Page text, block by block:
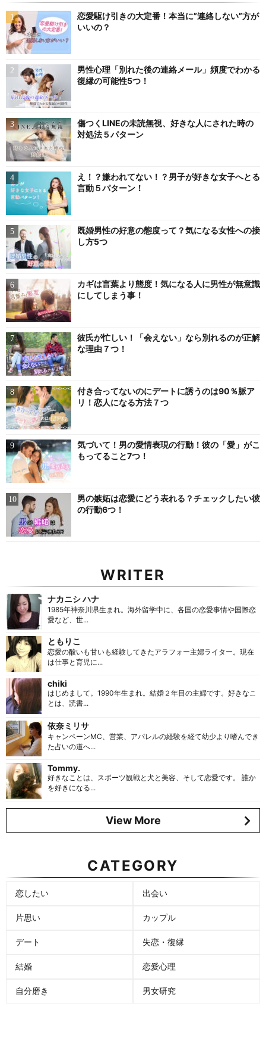
恋愛駆け引きの大定番！本当に”連絡しない”方が
いいの？
男性心理「別れた後の連絡メール」頻度でわかる
復縁の可能性5つ！
傷つくLINEの未読無視、好きな人にされた時の
対処法５パターン
え！？嫌われてない！？男子が好きな女子へとる
言動５パターン！
既婚男性の好意の態度って？気になる女性への接
し方5つ
カギは言葉より態度！気になる人に男性が無意識
にしてしまう事！
彼氏が忙しい！「会えない」なら別れるのが正解
な理由７つ！
付き合ってないのにデートに誘うのは90％脈ア
リ！恋人になる方法７つ
気づいて！男の愛情表現の行動！彼の「愛」がこ
もってること7つ！
男の嫉妬は恋愛にどう表れる？チェックしたい彼
の行動6つ！
WRITER
ナカニシ ハナ
1985年神奈川県生まれ。海外留学中に、各国の恋愛事情や国際恋
愛など、世...
ともりこ
恋愛の酸いも甘いも経験してきたアラフォー主婦ライター。現在
は仕事と育児に...
chiki
はじめまして。1990年生まれ。結婚２年目の主婦です。好きなこ
とは、読書...
依奈ミリサ
キャンペーンMC、営業、アパレルの経験を経て幼少より嗜んでき
た占いの道へ...
Tommy.
好きなことは、スポーツ観戦と犬と美容、そして恋愛です。 誰か
を好きになる...
View More
CATEGORY
恋したい 出会い
片思い カップル
デート 失恋・復縁
結婚 恋愛心理
自分磨き 男女研究